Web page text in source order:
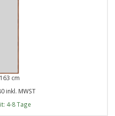
cm
inkl. MWST
4-8 Tage